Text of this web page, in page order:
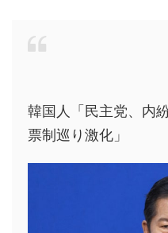
韓国人「民主党、内
票制巡り激化」